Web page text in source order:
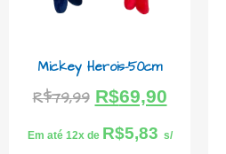
Mickey Herois-50cm
R$79,99 R$69,90
Em até 12x de R$5,83 s/